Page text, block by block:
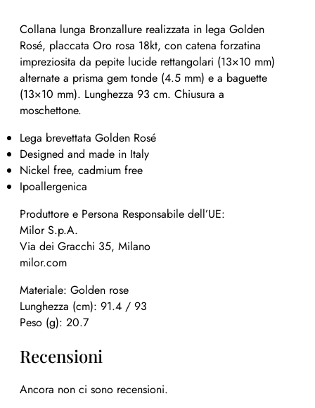
Collana lunga Bronzallure realizzata in lega Golden
Rosé, placcata Oro rosa 18kt, con catena forzatina
impreziosita da pepite lucide rettangolari (13×10 mm)
alternate a prisma gem tonde (4.5 mm) e a baguette
(13×10 mm). Lunghezza 93 cm. Chiusura a
moschettone.
Lega brevettata Golden Rosé
Designed and made in Italy
Nickel free, cadmium free
Ipoallergenica
Produttore e Persona Responsabile dell’UE:
Milor S.p.A.
Via dei Gracchi 35, Milano
milor.com
Materiale: Golden rose
Lunghezza (cm): 91.4 / 93
Peso (g): 20.7
Recensioni
Ancora non ci sono recensioni.